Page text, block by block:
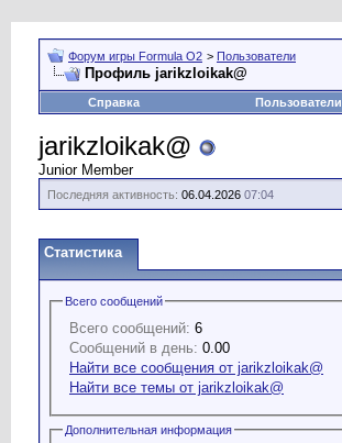
Форум игры Formula O2 > Пользователи
Профиль jarikzloikak@
Справка Пользователи
jarikzloikak@
Junior Member
Последняя активность: 06.04.2026 07:04
Статистика
Всего сообщений
Всего сообщений: 6
Сообщений в день: 0.00
Найти все сообщения от jarikzloikak@
Найти все темы от jarikzloikak@
Дополнительная информация